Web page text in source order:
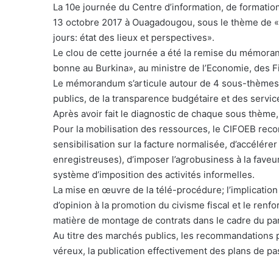
La 10e journée du Centre d’information, de
13 octobre 2017 à Ouagadougou, sous le thème de
jours: état des lieux et perspectives».
Le clou de cette journée a été la remise du
bonne au Burkina», au ministre de l’Economie, des
Le mémorandum s’articule autour de 4 sous-
publics, de la transparence budgétaire et des
Après avoir fait le diagnostic de chaque sous
Pour la mobilisation des ressources, le CIFOEB
sensibilisation sur la facture normalisée,
enregistreuses), d’imposer l’agrobusiness à la
système d’imposition des activités informelles.
La mise en œuvre de la télé-procédure;
d’opinion à la promotion du civisme fiscal et le
matière de montage de contrats dans le cadre du
Au titre des marchés publics, les recommandations
véreux, la publication effectivement des plans de